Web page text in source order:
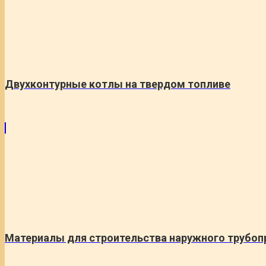
Двухконтурные котлы на твердом топливе
Материалы для строительства наружного